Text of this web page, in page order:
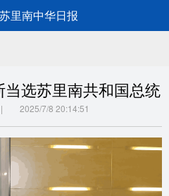
里南中华日报
选苏里南共和国总统​
2025/7/8 20:14:51